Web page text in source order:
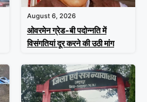
August 6, 2026
ओवरमेन ग्रेड-बी पदोन्नति में
विसंगतियां दूर करने की उठी मांग